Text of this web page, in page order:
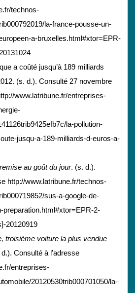
technos-
la-france-pousse-un-
a-bruxelles.html#xtor=EPR-
a coûté jusqu’à 189 milliards
(s. d.). Consulté 27 novembre
www.latribune.fr/entreprises-
la-pollution-
jusqu-a-189-milliards-d-euros-a-
au goût du jour. (s. d.).
http://www.latribune.fr/technos-
sus-a-google-de-
preparation.html#xtor=EPR-2-
20120919
troisième voiture la plus vendue
Consulté à l’adresse
entreprises-
20120530trib000701050/la-